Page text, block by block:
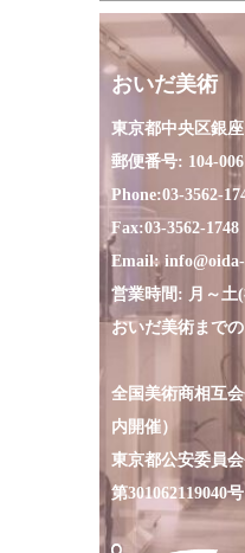
おいだ美術
東京都中央区銀
郵便番号: 104-
Phone:03-3562-
Fax:03-3562-1748
Email:
営業時間: 月～土
おいだ美術まで
全国美術商相互
内開催）
東京都公安委員
第301062119040号